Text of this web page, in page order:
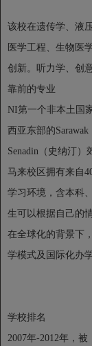
该校在遗传学、液
医学工程、生物医
创新。听力学、创
靠前的专业
NI第一个非本土国
西亚东部的
Senadin（史纳汀）
马来校区拥有来自
学习环境，含本科
生可以根据自己的
在全球化的背景下
学模式及国际化办
学校排名
2007年-2012年，